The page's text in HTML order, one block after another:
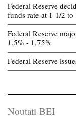
Federal Reserve
funds rate at 1-1/2
Federal Reserve
1,5% - 1,75%
Federal Reserve
Noutati BEI